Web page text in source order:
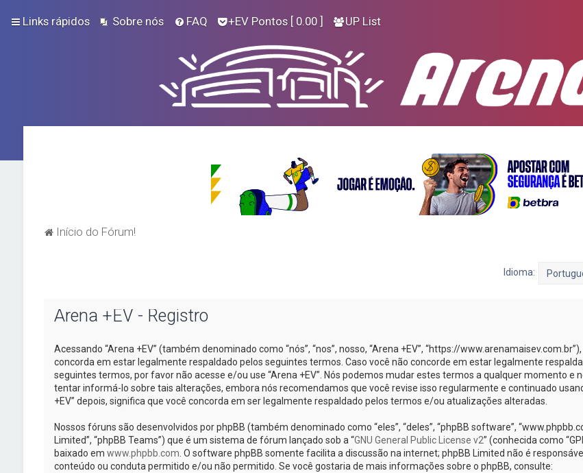
Links rápidos Sobre nós FAQ +EV Pontos [ 0.00 ] UP List
Início do Fórum!
Idioma:
Arena +EV - Registro
Acessando “Arena +EV” (também denominado como “nós”, “nos”, nosso, “Arena +EV”, “https://
concorda em estar legalmente respaldado pelos seguintes termos. Caso você não concorde em estar legalmente
seguintes termos, por favor não acesse e/ou use “Arena +EV”. Nós podemos mudar estes termos a qualquer momento e
tentar informá-lo sobre tais alterações, embora nós recomendamos que você revise isso regularmente e continuado
+EV” depois, significa que você concorda em ser legalmente respaldado pelos termos e/ou atualizações alteradas.
Nossos fóruns são desenvolvidos por phpBB (também denominado como “eles”, “deles”, “phpBB software”,
Limited”, “phpBB Teams”) que é um sistema de fórum lançado sob a “GNU General Public License v2” (conhecida como
baixado em www.phpbb.com . O software phpBB somente facilita a discussão na internet; phpBB Limited não é
conteúdo ou conduta permitido e/ou não permitido. Se você gostaria de mais informações sobre o phpBB, consulte: